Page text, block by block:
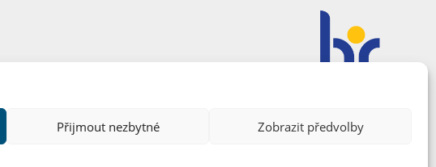
Přijmout nezbytné Zobrazit předvolby